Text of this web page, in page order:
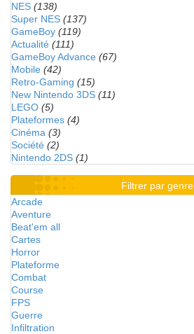
NES (138)
Super NES (137)
GameBoy (119)
Actualité (111)
GameBoy Advance (67)
Mobile (42)
Retro-Gaming (15)
New Nintendo 3DS (11)
LEGO (5)
Plateformes (4)
Cinéma (3)
Société (2)
Nintendo 2DS (1)
Filtrer par genre
Arcade
Aventure
Beat'em all
Cartes
Horror
Plateforme
Combat
Course
FPS
Guerre
Infiltration